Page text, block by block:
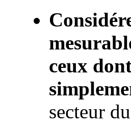
ceux
secteur